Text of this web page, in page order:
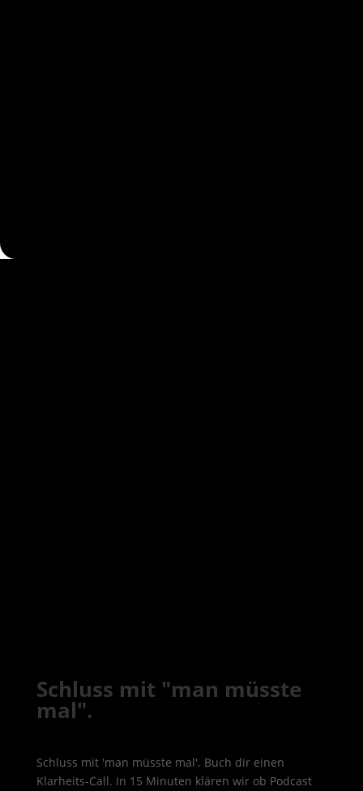
Schluss mit "man müsste
mal".
Schluss mit 'man müsste mal'. Buch dir einen
Klarheits-Call. In 15 Minuten klären wir ob Podcast